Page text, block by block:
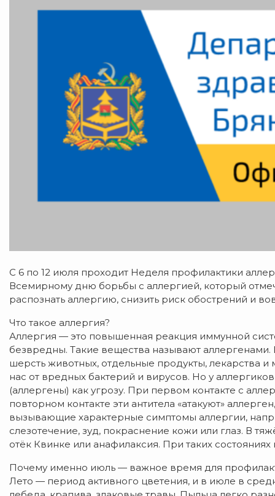
С 6 по 12 июля проходит Неделя профилактики
Всемирному дню борьбы с аллергией, который
распознать аллергию, снизить риск обострений и
Что такое аллергия?
Аллергия — это повышенная реакция иммунной
безвредны. Такие вещества называют
шерсть животных, отдельные продукты, лекарства
нас от вредных бактерий и вирусов. Но у
(аллергены) как угрозу. При первом контакте с
повторном контакте эти антитела «атакуют»
вызывающие характерные симптомы аллергии,
слезотечение, зуд, покраснение кожи или глаз. В
отёк Квинке или анафилаксия. При таких
Почему именно июль — важное время для
Лето — период активного цветения, и в июле в